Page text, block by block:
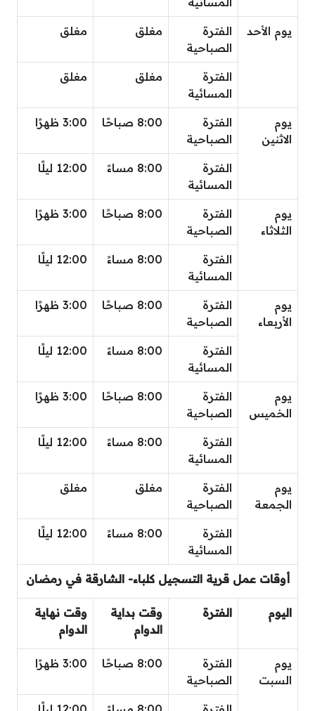
يوم الأحد
الفترة
الصباحية
مغلق مغلق
الفترة
المسائية
مغلق مغلق
يوم
الاثنين
الفترة
الصباحية
8:00 صباحًا 3:00 ظهرًا
الفترة
المسائية
8:00 مساءً 12:00 ليلًا
يوم
الثلاثاء
الفترة
الصباحية
8:00 صباحًا 3:00 ظهرًا
الفترة
المسائية
8:00 مساءً 12:00 ليلًا
يوم
الأربعاء
الفترة
الصباحية
8:00 صباحًا 3:00 ظهرًا
الفترة
المسائية
8:00 مساءً 12:00 ليلًا
يوم
الخميس
الفترة
الصباحية
8:00 صباحًا 3:00 ظهرًا
الفترة
المسائية
8:00 مساءً 12:00 ليلًا
يوم
الجمعة
الفترة
الصباحية
مغلق مغلق
الفترة
المسائية
8:00 مساءً 12:00 ليلًا
أوقات عمل قرية التسجيل كلباء- الشارقة في رمضان
اليوم الفترة
وقت بداية
الدوام
وقت نهاية
الدوام
يوم
السبت
الفترة
الصباحية
8:00 صباحًا 3:00 ظهرًا